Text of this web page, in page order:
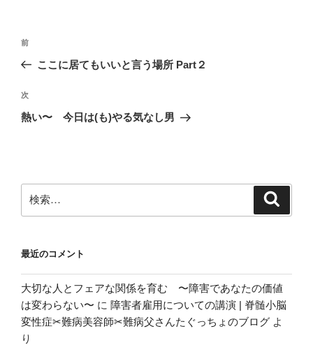
投
ナ
ビ
ゲ
ン
前
の
稿
前
ここに居てもいいと言う場所 Part２
次
の
次
熱い〜 今日は(も)やる気なし男
索:
最近のコメント
大切な人とフェアな関係を育む 〜障害であなたの価値
は変わらない〜 に 障害者雇用についての講演 | 脊髄小脳
変性症✂︎難病美容師✂︎難病父さんたぐっちょのブログ よ
り